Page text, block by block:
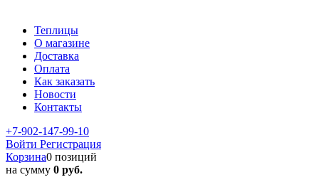
Теплицы
О магазине
Доставка
Оплата
Как заказать
Новости
Контакты
+7-902-147-99-10
Войти Регистрация
Корзина0 позиций
на сумму 0 руб.